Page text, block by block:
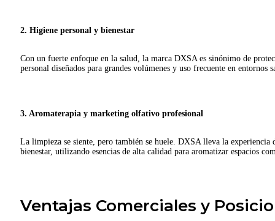
2. Higiene personal y bienestar
Con un fuerte enfoque en la salud, la marca DXSA es sinónimo de
personal diseñados para grandes volúmenes y uso frecuente en entornos
3. Aromaterapia y marketing olfativo profesional
La limpieza se siente, pero también se huele. DXSA lleva la
bienestar, utilizando esencias de alta calidad para aromatizar espacios
Ventajas Comerciales y